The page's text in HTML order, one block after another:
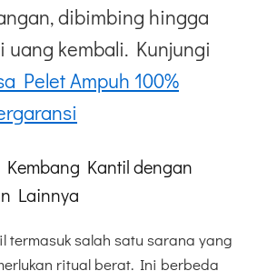
dibimbing hingga
uang kembali. Kunjungi
Pelet Ampuh 100%
Kantil dengan
Lainnya
termasuk salah satu sarana yang
ritual berat. Ini berbeda